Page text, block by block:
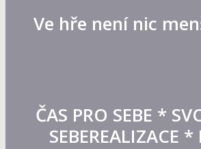
Ve hře není nic
ČAS PRO SEBE *
SEBEREALIZACE *